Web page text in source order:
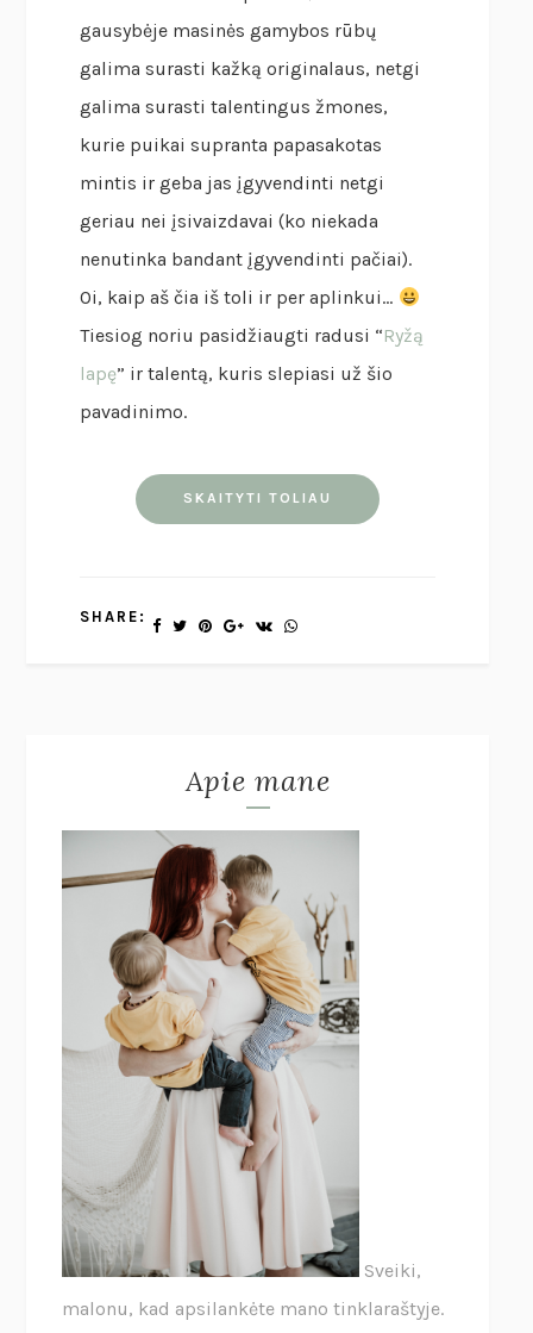
gausybėje masinės gamybos rūbų
galima surasti kažką originalaus, netgi
galima surasti talentingus žmones,
kurie puikai supranta papasakotas
mintis ir geba jas įgyvendinti netgi
geriau nei įsivaizdavai (ko niekada
nenutinka bandant įgyvendinti pačiai).
Oi, kaip aš čia iš toli ir per aplinkui…
Tiesiog noriu pasidžiaugti radusi “Ryžą
lapę” ir talentą, kuris slepiasi už šio
pavadinimo.
SKAITYTI TOLIAU
SHARE:
Apie mane
Sveiki,
malonu, kad apsilankėte mano tinklaraštyje.